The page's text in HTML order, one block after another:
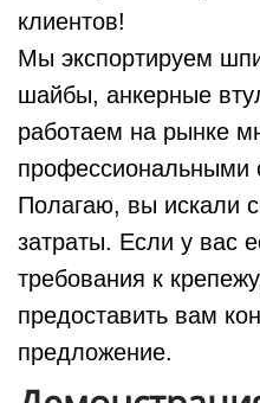
клиентов!
Мы экспортируем
шайбы, анкерные
работаем на рынке
профессиональными
Полагаю, вы искали
затраты. Если у вас
требования к
предоставить вам
предложение.